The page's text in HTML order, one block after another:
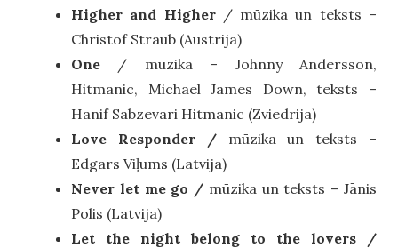
Higher and Higher / mūzika un teksts –
Christof Straub (Austrija)
One / mūzika – Johnny Andersson,
Hitmanic, Michael James Down, teksts –
Hanif Sabzevari Hitmanic (Zviedrija)
Love Responder /mūzika un teksts –
Edgars Viļums (Latvija)
Never let me go / mūzika un teksts – Jānis
Polis (Latvija)
Let the night belong to the lovers /